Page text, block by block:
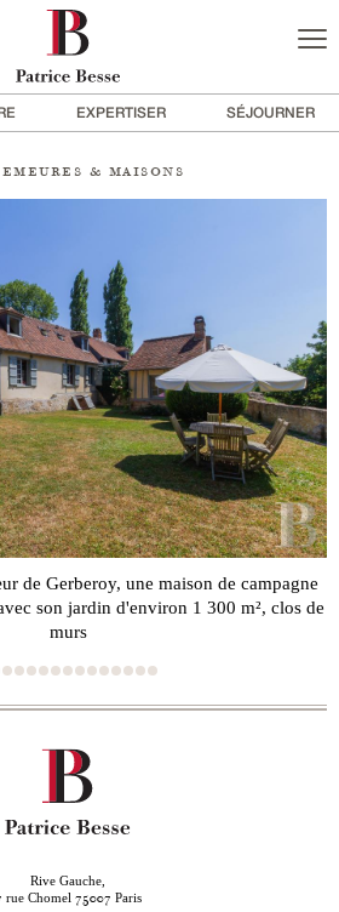
EXPERTISER SÉJOURNER
& maisons
de Gerberoy, une maison de campagne
son jardin d'environ 1 300 m², clos de
murs
Rive Gauche,
rue Chomel 75007 Paris